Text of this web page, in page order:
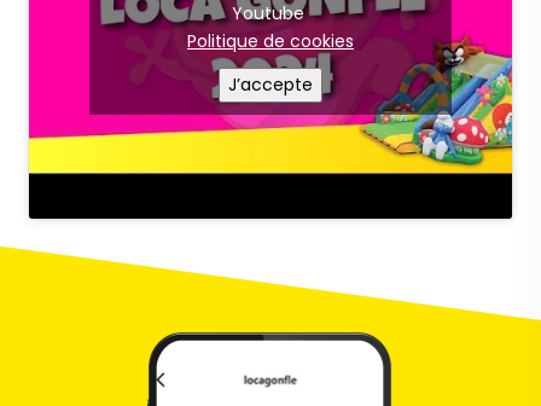
Youtube
Politique de cookies
J’accepte